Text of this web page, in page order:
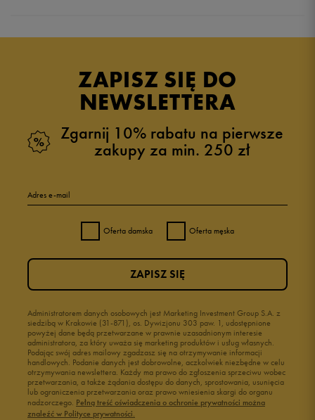
ZAPISZ SIĘ DO
NEWSLETTERA
Zgarnij 10% rabatu na pierwsze
zakupy za min. 250 zł
Adres e-mail
Oferta damska Oferta męska
Administratorem danych osobowych jest Marketing Investment Group S.A. z
siedzibą w Krakowie (31-871), os. Dywizjonu 303 paw. 1, udostępnione
powyżej dane będą przetwarzane w prawnie uzasadnionym interesie
administratora, za który uważa się marketing produktów i usług własnych.
Podając swój adres mailowy zgadzasz się na otrzymywanie informacji
handlowych. Podanie danych jest dobrowolne, aczkolwiek niezbędne w celu
otrzymywania newslettera. Każdy ma prawo do zgłoszenia sprzeciwu wobec
przetwarzania, a także żądania dostępu do danych, sprostowania, usunięcia
lub ograniczenia przetwarzania oraz prawo wniesienia skargi do organu
nadzorczego. Pełną treść oświadczenia o ochronie prywatności można
znaleźć w Polityce prywatności.
ZAPISZ SIĘ